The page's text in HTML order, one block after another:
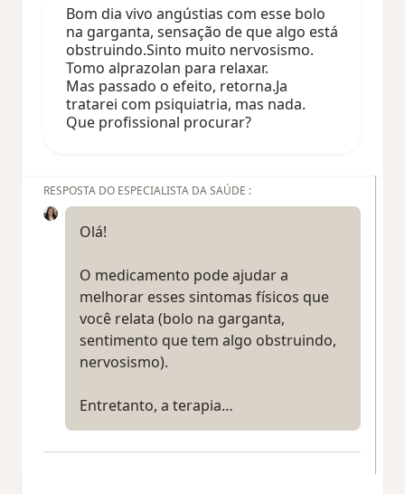
Bom dia vivo angústias com esse bolo
na garganta, sensação de que algo está
obstruindo.Sinto muito nervosismo.
Tomo alprazolan para relaxar.
Mas passado o efeito, retorna.Ja
tratarei com psiquiatria, mas nada.
Que profissional procurar?
RESPOSTA DO ESPECIALISTA DA SAÚDE :
Olá!
O medicamento pode ajudar a
melhorar esses sintomas físicos que
você relata (bolo na garganta,
sentimento que tem algo obstruindo,
nervosismo).
Entretanto, a terapia…